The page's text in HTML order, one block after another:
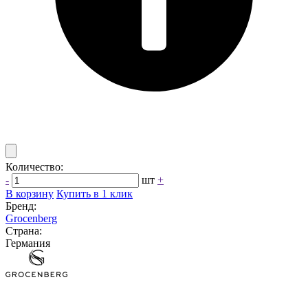
Количество:
-
шт +
В корзину Купить в 1 клик
Бренд:
Grocenberg
Страна:
Германия